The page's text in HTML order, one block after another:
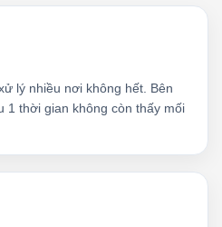
lý nhiều nơi không hết. Bên
1 thời gian không còn thấy mối